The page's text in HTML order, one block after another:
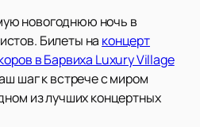
новогоднюю ночь в
Билеты на концерт
в Барвиха Luxury Village
шаг к встрече с миром
из лучших концертных